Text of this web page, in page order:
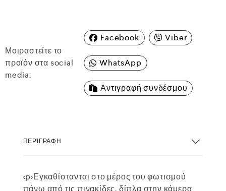
Μοιραστείτε το
προϊόν στα social
media:
Facebook Viber
WhatsApp
Αντιγραφή συνδέσμου
ΠΕΡΙΓΡΑΦΉ
<p>Εγκαθίστανται στο μέρος του φωτισμού
πάνω από τις πινακίδες, δίπλα στην κάμερα